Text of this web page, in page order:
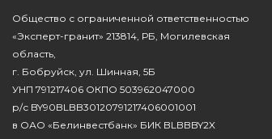
Общество с ограниченной ответственностью
«Эксперт-гранит» 213814, РБ, Могилевская
область,
г. Бобруйск, ул. Шинная, 5Б
УНП 791217406 ОКПО 503962047000
р/с BY90BLBB30120791217406001001
в ОАО «Белинвестбанк» БИК BLBBBY2X